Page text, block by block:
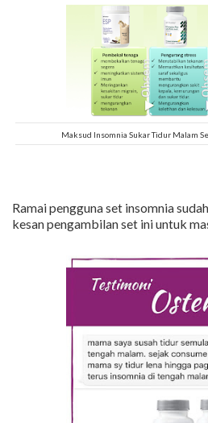
Maksud Insomnia Sukar Tidur Malam
Ramai pengguna set insomnia
kesan pengambilan set ini untuk